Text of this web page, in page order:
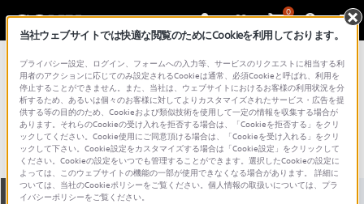
0
総合サポート・お問い合わせ アクセサリー （カメラ／ビデオカメラ）
ACCKIT-D10
全て ダウンロード 取扱説明書 Q&A
当社ウェブサイトでは快適な閲覧のためにCookieを利用しております。
プライバシー設定、ログイン、フォームへの入力等、サービスのリクエストに相当する利
用者のアクションに応じてのみ設定されるCookieは通常、必須Cookieと呼ばれ、利用を
停止することができません。また、当社は、ウェブサイトにおけるお客様の利用状況を分
析するため、あるいは個々のお客様に対してよりカスタマイズされたサービス・広告を提
供する等の目的のため、Cookieおよび類似技術を使用して一定の情報を収集する場合が
あります。それらのCookieの受け入れを拒否する場合は、「Cookieを拒否する」をクリ
ックしてください。Cookie使用にご同意頂ける場合は、「Cookieを受け入れる」をクリ
ックして下さい。Cookie設定をカスタマイズする場合は「Cookie設定」をクリックして
ください。Cookieの設定をいつでも管理することができます。選択したCookieの設定に
よっては、このウェブサイトの機能の一部が使用できなくなる場合があります。 詳細に
ついては、当社のCookieポリシーをご覧ください。個人情報の取扱いについては、プラ
イバシーポリシーをご覧ください。